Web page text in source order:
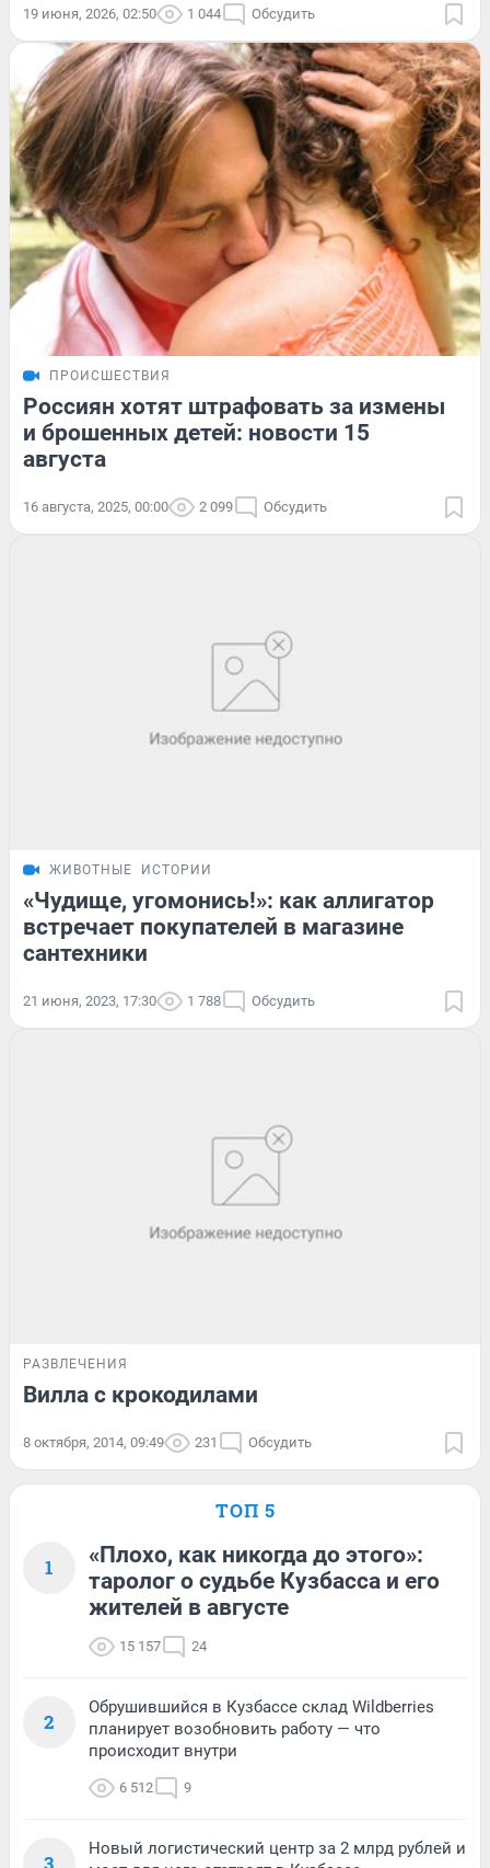
19 июня, 2026, 02:50 1 044 Обсудить
ПРОИСШЕСТВИЯ
Россиян хотят штрафовать за измены
и брошенных детей: новости 15
августа
16 августа, 2025, 00:00 2 099 Обсудить
ЖИВОТНЫЕ ИСТОРИИ
«Чудище, угомонись!»: как аллигатор
встречает покупателей в магазине
сантехники
21 июня, 2023, 17:30 1 788 Обсудить
РАЗВЛЕЧЕНИЯ
Вилла с крокодилами
8 октября, 2014, 09:49 231 Обсудить
ТОП 5
1
«Плохо, как никогда до этого»:
таролог о судьбе Кузбасса и его
жителей в августе
15 157 24
2
Обрушившийся в Кузбассе склад Wildberries
планирует возобновить работу — что
происходит внутри
6 512 9
3
Новый логистический центр за 2 млрд рублей и